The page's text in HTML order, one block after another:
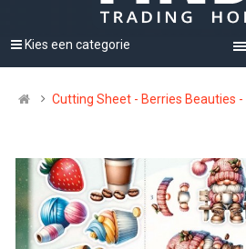
Kies een categorie
Cutting Sheet - Berries Beauties -